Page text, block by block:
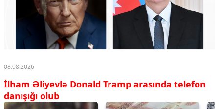
08.08.2026
İlham Əliyevlə Donald Tramp arasında telefon
danışığı olub